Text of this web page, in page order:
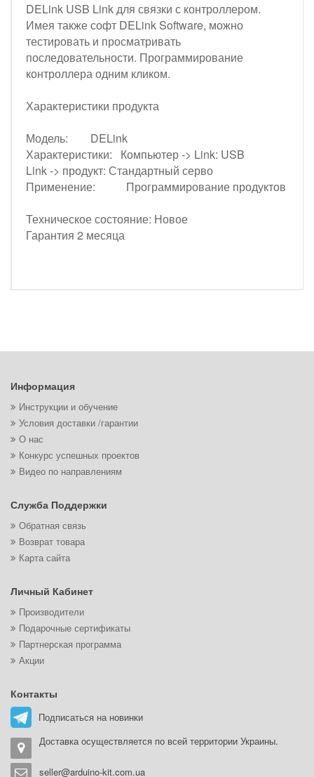
DELink USB Link для связки с контроллером.
Имея также софт DELink Software, можно
тестировать и просматривать
последовательности. Программирование
контроллера одним кликом.
Характеристики продукта
Модель: DELink
Характеристики: Компьютер -> Link: USB
Link -> продукт: Стандартный серво
Применение: Программирование продуктов
Техническое состояние: Новое
Гарантия 2 месяца
Информация
Инструкции и обучение
Условия доставки /гарантии
О нас
Конкурс успешных проектов
Видео по направлениям
Служба Поддержки
Обратная связь
Возврат товара
Карта сайта
Личный Кабинет
Производители
Подарочные сертификаты
Партнерская программа
Акции
Контакты
Подписаться на новинки
Доставка осуществляется по всей территории Украины.
seller@arduino-kit.com.ua